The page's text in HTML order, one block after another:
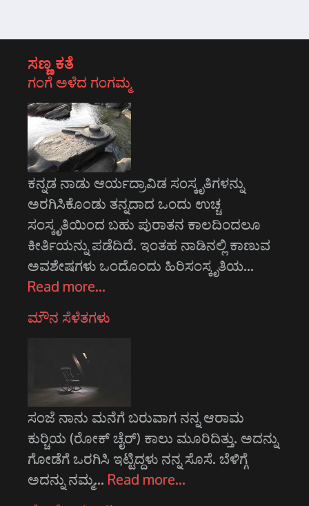
ಸಣ್ಣ ಕತೆ
ಗಂಗೆ ಅಳೆದ ಗಂಗಮ್ಮ
ಕನ್ನಡ ನಾಡು ಆರ್ಯದ್ರಾವಿಡ ಸಂಸ್ಕೃತಿಗಳನ್ನು
ಅರಗಿಸಿಕೊಂಡು ತನ್ನದಾದ ಒಂದು ಉಚ್ಚ
ಸಂಸ್ಕೃತಿಯಿಂದ ಬಹು ಪುರಾತನ ಕಾಲದಿಂದಲೂ
ಕೀರ್ತಿಯನ್ನು ಪಡೆದಿದೆ. ಇಂತಹ ನಾಡಿನಲ್ಲಿ ಕಾಣುವ
ಅವಶೇಷಗಳು ಒಂದೊಂದು ಹಿರಿಸಂಸ್ಕೃತಿಯ…
Read more…
ಮೌನ ಸೆಳೆತಗಳು
ಸಂಜೆ ನಾನು ಮನೆಗೆ ಬರುವಾಗ ನನ್ನ ಆರಾಮ
ಕುರ್‍ಚಿಯ (ರೋಕ್ ಚೈರ್‌) ಕಾಲು ಮೂರಿದಿತ್ತು. ಅದನ್ನು
ಗೋಡೆಗೆ ಒರಗಿಸಿ ಇಟ್ಟಿದ್ದಳು ನನ್ನ ಸೊಸೆ. ಬೆಳಿಗ್ಗೆ
ಅದನ್ನು ನಮ್ಮ… Read more…